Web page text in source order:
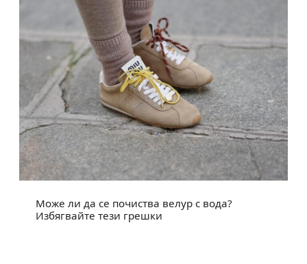
Може ли да се почиства велур с вода?
Избягвайте тези грешки